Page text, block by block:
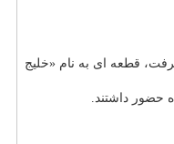
قطعه ای به نام «خلیج
حضور داشتند.